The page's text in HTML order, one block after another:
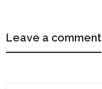
Leave a comment